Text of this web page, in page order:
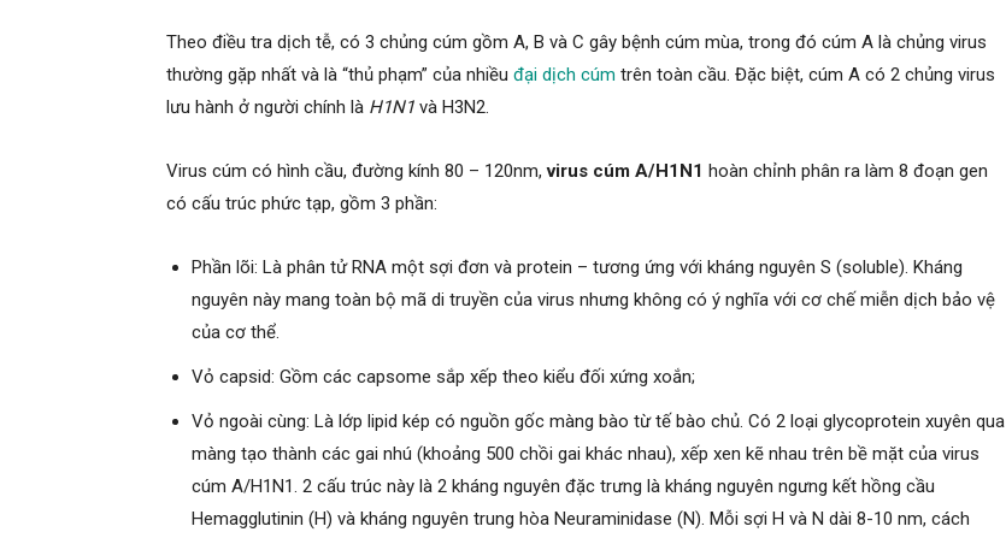
Theo điều tra dịch tễ, có 3 chủng cúm gồm A, B và C gây bệnh cúm mùa, trong đó cúm A là chủng virus
thường gặp nhất và là “thủ phạm” của nhiều đại dịch cúm trên toàn cầu. Đặc biệt, cúm A có 2 chủng virus
lưu hành ở người chính là H1N1 và H3N2.
Virus cúm có hình cầu, đường kính 80 – 120nm,virus cúm A/H1N1 hoàn chỉnh phân ra làm 8 đoạn gen
có cấu trúc phức tạp, gồm 3 phần:
Phần lõi: Là phân tử RNA một sợi đơn và protein – tương ứng với kháng nguyên S (soluble). Kháng
nguyên này mang toàn bộ mã di truyền của virus nhưng không có ý nghĩa với cơ chế miễn dịch bảo vệ
của cơ thể.
Vỏ capsid: Gồm các capsome sắp xếp theo kiểu đối xứng xoắn;
Vỏ ngoài cùng: Là lớp lipid kép có nguồn gốc màng bào từ tế bào chủ. Có 2 loại glycoprotein xuyên qua
màng tạo thành các gai nhú (khoảng 500 chồi gai khác nhau), xếp xen kẽ nhau trên bề mặt của virus
cúm A/H1N1. 2 cấu trúc này là 2 kháng nguyên đặc trưng là kháng nguyên ngưng kết hồng cầu
Hemagglutinin (H) và kháng nguyên trung hòa Neuraminidase (N). Mỗi sợi H và N dài 8-10 nm, cách